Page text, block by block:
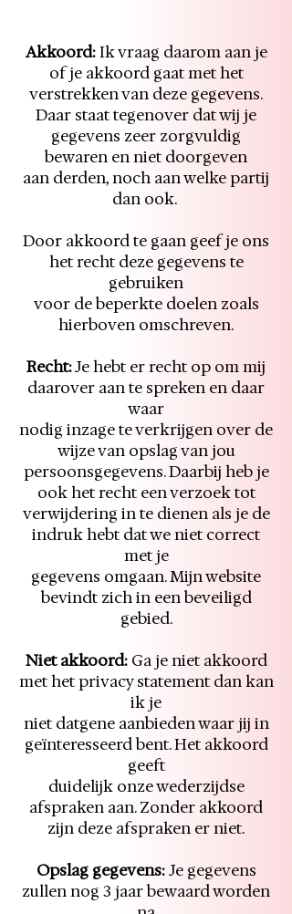
Akkoord:Ik vraag daarom aan je
of je akkoord gaat met het
verstrekken van deze gegevens.
Daar staat tegenover dat wij je
gegevens zeer zorgvuldig
bewaren en niet doorgeven
aan derden, noch aan welke partij
dan ook.
Door akkoord te gaan geef je ons
het recht deze gegevens te
gebruiken
voor de beperkte doelen zoals
hierboven omschreven.
Recht:Je hebt er recht op om mij
daarover aan te spreken en daar
waar
nodig inzage te verkrijgen over de
wijze van opslag van jou
persoonsgegevens. Daarbij heb je
ook het recht een verzoek tot
verwijdering in te dienen als je de
indruk hebt dat we niet correct
met je
gegevens omgaan. Mijn website
bevindt zich in een beveiligd
gebied.
Niet akkoord: Ga je niet akkoord
met het privacy statement dan kan
ik je
niet datgene aanbieden waar jij in
geïnteresseerd bent. Het akkoord
geeft
duidelijk onze wederzijdse
afspraken aan. Zonder akkoord
zijn deze afspraken er niet.
Opslag gegevens:Je gegevens
zullen nog 3 jaar bewaard worden